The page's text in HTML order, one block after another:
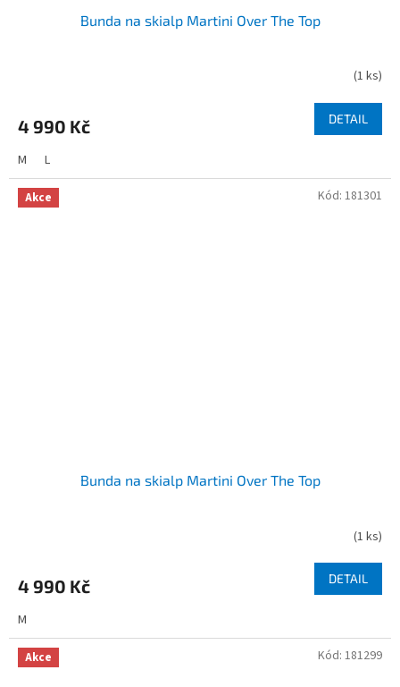
Bunda na skialp Martini Over The Top
(1 ks)
4 990 Kč DETAIL
M L
Akce
Bunda na skialp Martini Over The Top
(1 ks)
4 990 Kč DETAIL
M
Kód: 181301
Akce Kód: 181299